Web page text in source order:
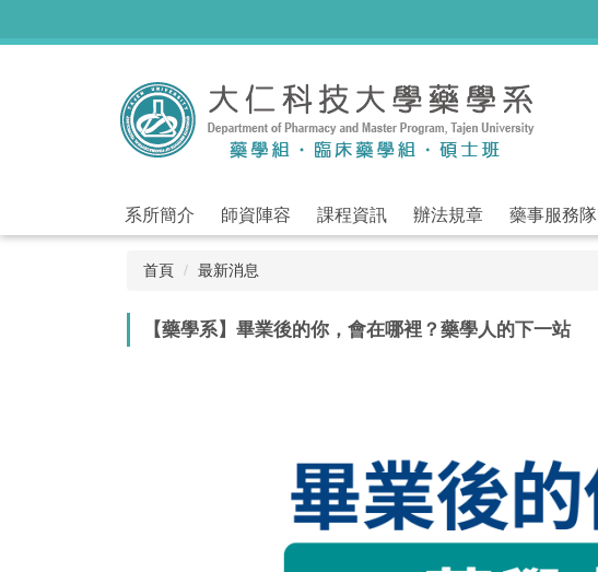
系所簡介 師資陣容 課程資訊 辦法規章 藥事服務隊
首頁 最新消息
【藥學系】畢業後的你，會在哪裡？藥學人的下一站